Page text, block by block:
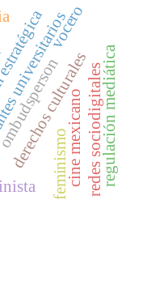
derechos culturalesredes sociodigitalesregulación mediática
cine mexicano
feminismo
vocero